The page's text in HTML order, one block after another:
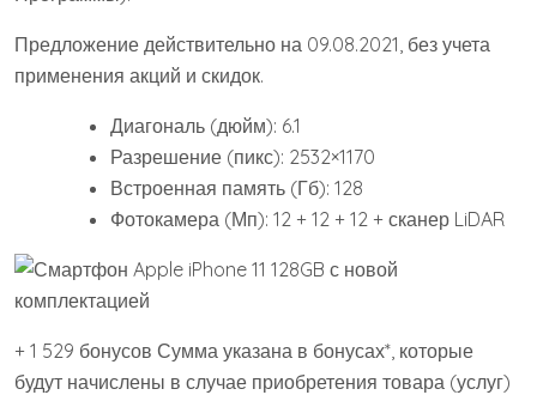
Предложение действительно на 09.08.2021, без учета
применения акций и скидок.
Диагональ (дюйм): 6.1
Разрешение (пикс): 2532×1170
Встроенная память (Гб): 128
Фотокамера (Мп): 12 + 12 + 12 + сканер LiDAR
+ 1 529 бонусов Сумма указана в бонусах*, которые
будут начислены в случае приобретения товара (услуг)